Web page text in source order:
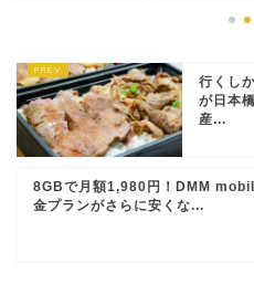
行くし
が日本
産...
8GBで月額1,980円！DMM
金プランがさらに安くな...